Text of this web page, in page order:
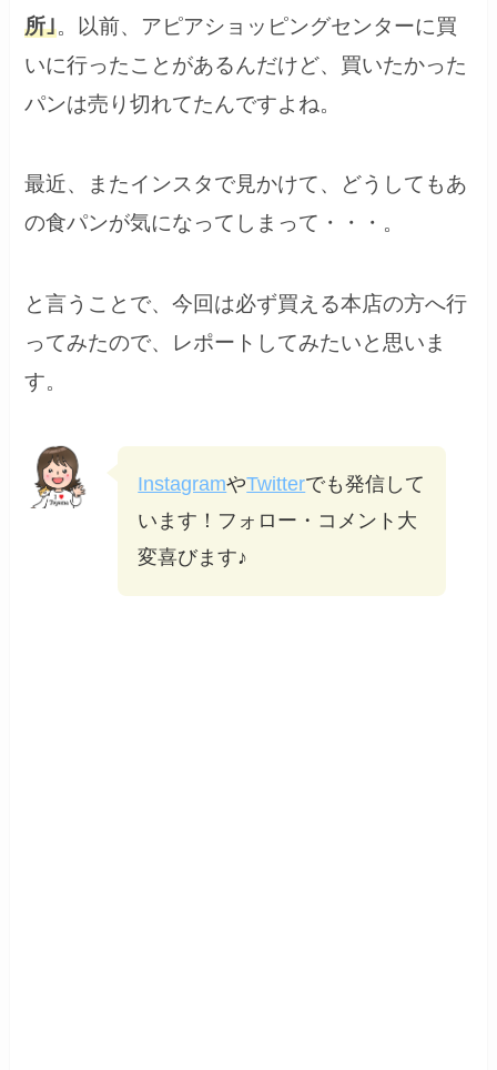
所｣。以前、アピアショッピングセンターに買
いに行ったことがあるんだけど、買いたかった
パンは売り切れてたんですよね。
最近、またインスタで見かけて、どうしてもあ
の食パンが気になってしまって・・・。
と言うことで、今回は必ず買える本店の方へ行
ってみたので、レポートしてみたいと思いま
す。
InstagramやTwitterでも発信して
います！フォロー・コメント大
変喜びます♪